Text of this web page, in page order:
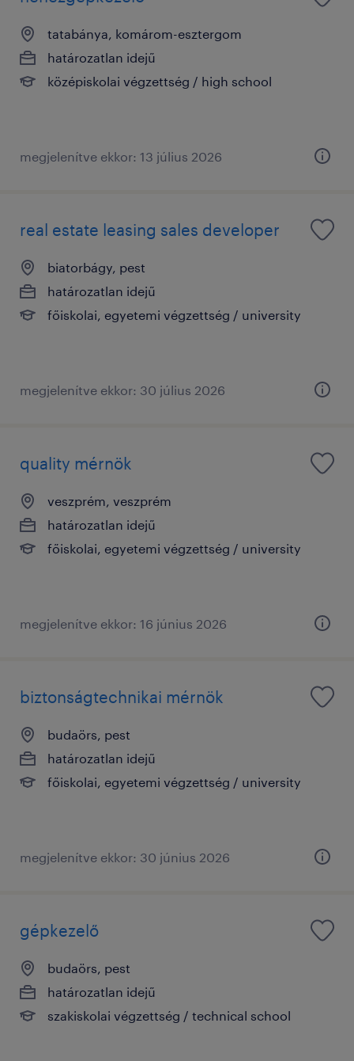
tatabánya, komárom-esztergom
határozatlan idejű
középiskolai végzettség / high school
megjelenítve ekkor: 13 július 2026
real estate leasing sales developer
biatorbágy, pest
határozatlan idejű
főiskolai, egyetemi végzettség / university
megjelenítve ekkor: 30 július 2026
quality mérnök
veszprém, veszprém
határozatlan idejű
főiskolai, egyetemi végzettség / university
megjelenítve ekkor: 16 június 2026
biztonságtechnikai mérnök
budaörs, pest
határozatlan idejű
főiskolai, egyetemi végzettség / university
megjelenítve ekkor: 30 június 2026
gépkezelő
budaörs, pest
határozatlan idejű
szakiskolai végzettség / technical school